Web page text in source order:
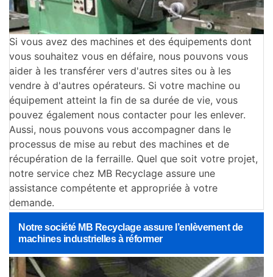
Si vous avez des machines et des équipements dont
vous souhaitez vous en défaire, nous pouvons vous
aider à les transférer vers d'autres sites ou à les
vendre à d'autres opérateurs. Si votre machine ou
équipement atteint la fin de sa durée de vie, vous
pouvez également nous contacter pour les enlever.
Aussi, nous pouvons vous accompagner dans le
processus de mise au rebut des machines et de
récupération de la ferraille. Quel que soit votre projet,
notre service chez MB Recyclage assure une
assistance compétente et appropriée à votre
demande.
Notre société MB Recyclage assure l’enlèvement de
machines industrielles à réformer